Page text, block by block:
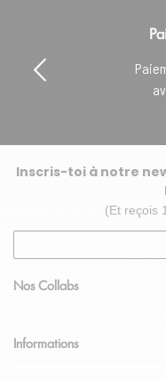
Inscris-toi à notre
(Et reçois
Nos Collabs
Informations